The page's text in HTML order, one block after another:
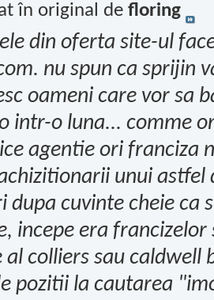
în original de floring
din oferta site-ul
nu spun ca sprijin
oameni care vor sa
intr-o luna... comme
agentie ori franciza
unui astfel
dupa cuvinte cheie ca
incepe era
al colliers sau caldwell
pozitii la cautarea